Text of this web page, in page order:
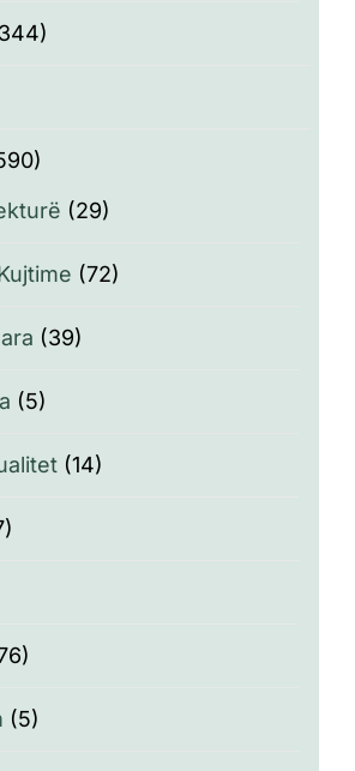
(29)
(72)
(39)
(5)
(14)
(5)